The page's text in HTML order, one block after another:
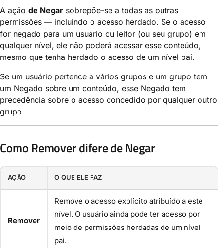
A ação de Negar sobrepõe-se a todas as outras
permissões — incluindo o acesso herdado. Se o acesso
for negado para um usuário ou leitor (ou seu grupo) em
qualquer nível, ele não poderá acessar esse conteúdo,
mesmo que tenha herdado o acesso de um nível pai.
Se um usuário pertence a vários grupos e um grupo tem
um Negado sobre um conteúdo, esse Negado tem
precedência sobre o acesso concedido por qualquer outro
grupo.
Como Remover difere de Negar
AÇÃO O QUE ELE FAZ
Remover
Remove o acesso explícito atribuído a este
nível. O usuário ainda pode ter acesso por
meio de permissões herdadas de um nível
pai.